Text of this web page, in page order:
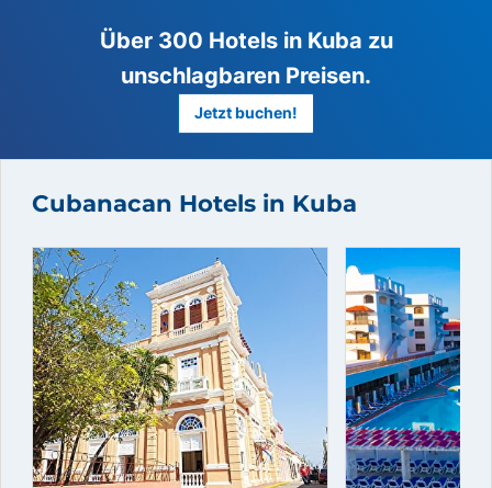
Über 300 Hotels in Kuba zu
unschlagbaren Preisen.
Cubanacan Hotels in Kuba